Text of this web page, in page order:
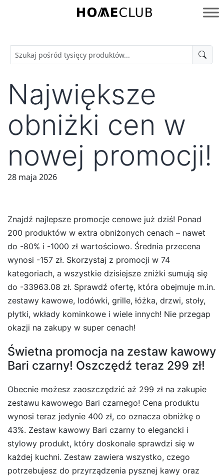
Homeclub
Największe
obniżki cen w
nowej promocji!
28 maja 2026
Znajdź najlepsze promocje cenowe już dziś! Ponad
200 produktów w extra obniżonych cenach – nawet
do -80% i -1000 zł wartościowo. Średnia przecena
wynosi -157 zł. Skorzystaj z promocji w 74
kategoriach, a wszystkie dzisiejsze zniżki sumują się
do -33963.08 zł. Sprawdź ofertę, która obejmuje m.in.
zestawy kawowe, lodówki, grille, łóżka, drzwi, stoły,
płytki, wkłady kominkowe i wiele innych! Nie przegap
okazji na zakupy w super cenach!
Świetna promocja na zestaw kawowy
Bari czarny! Oszczędź teraz 299 zł!
Obecnie możesz zaoszczędzić aż 299 zł na zakupie
zestawu kawowego Bari czarnego! Cena produktu
wynosi teraz jedynie 400 zł, co oznacza obniżkę o
43%. Zestaw kawowy Bari czarny to elegancki i
stylowy produkt, który doskonale sprawdzi się w
każdej kuchni. Zestaw zawiera wszystko, czego
potrzebujesz do przyrządzenia pysznej kawy oraz